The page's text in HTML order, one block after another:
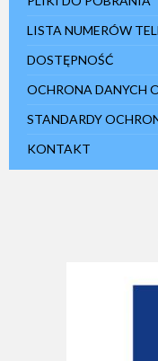
LISTA NUMERÓW
DOSTĘPNOŚĆ
OCHRONA DANYCH
STANDARDY
KONTAKT